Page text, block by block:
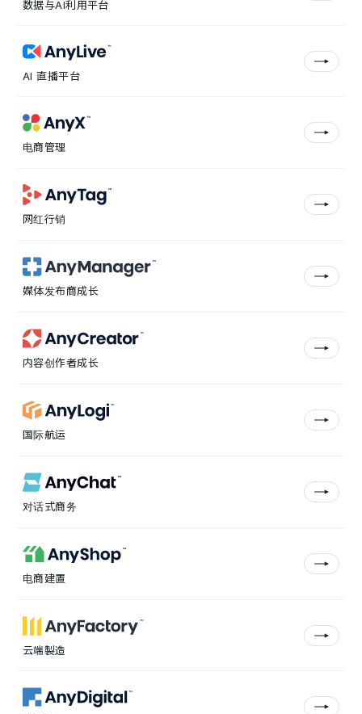
数据与AI利用平台
AI 直播平台
电商管理
网红行销
媒体发布商成长
内容创作者成长
国际航运
对话式商务
电商建置
云端製造